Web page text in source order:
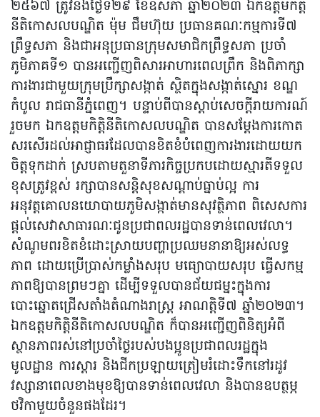
២៥៦៧ ត្រូវនឹងថ្ងៃទី២៩ ខែឧសភា ឆ្នាំ២០២៣ ឯកឧត្តមកិត្តិ
នីតិកោសលបណ្ឌិត ម៉ុម ជឹមហ៊ុយ ប្រធានគណៈកម្មការទី៧
ព្រឹទ្ធសភា និងជាអនុប្រធានក្រុមសមាជិកព្រឹទ្ធសភា ប្រចាំ
ភូមិភាគទី១ បានអញ្ជើញពិសារអាហារពេលព្រឹក និងពិភាក្សា
ការងារជាមួយក្រុមប្រឹក្សាសង្កាត់ ស្ថិតក្នុងសង្កាត់ស្នោរ ខណ្ឌ
កំបូល រាជធានីភ្នំពេញ។ បន្ទាប់ពីបានស្តាប់សេចក្តីរាយការណ៍
រួចមក ឯកឧត្តមកិត្តិនីតិកោសលបណ្ឌិត បានសម្តែងការកោត
សរសើរដល់អាជ្ញាធរដែលបានខិតខំបំពេញការងារដោយយក
ចិត្តទុកដាក់ ស្របតាមតួនាទីភារកិច្ចប្រកបដោយស្មារតីទទួល
ខុសត្រូវខ្ពស់ រក្សាបានសន្តិសុខសណ្តាប់ធ្នាប់ល្អ ការ
អនុវត្តគោលនយោបាយភូមិសង្កាត់មានសុវត្ថិភាព ពិសេសការ
ផ្តល់សេវាសាធារណៈជូនប្រជាពលរដ្ឋបានទាន់ពេលវេលា។
សំណូមពរខិតខំដោះស្រាយបញ្ហាប្រឈមនានាឱ្យអស់លទ្ធ
ភាព ដោយប្រើប្រាស់កម្លាំងសរុប មធ្យោបាយសរុប ធ្វើសកម្ម
ភាពឱ្យបានព្រមៗគ្នា ដើម្បីទទួលបានជ័យជម្នះក្នុងការ
បោះឆ្នោតជ្រើសតាំងតំណាងរាស្រ្ត អាណត្តិទី៧ ឆ្នាំ២០២៣។
ឯកឧត្តមកិត្តិនីតិកោសលបណ្ឌិត ក៏បានអញ្ជើញពិនិត្យអំពី
ស្ថានភាពរស់នៅប្រចាំថ្ងៃរបស់បងប្អូនប្រជាពលរដ្ឋក្នុង
មូលដ្ឋាន ការស្តារ និងជីកប្រឡាយត្រៀមរំដោះទឹកនៅរដូវ
វស្សានាពេលខាងមុខឱ្យបានទាន់ពេលវេលា និងបានឧបត្ថម្ភ
ថវិកាមួយចំនួនផងដែរ។